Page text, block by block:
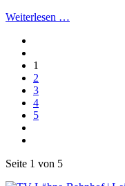
Weiterlesen …
1
2
3
4
5
Seite 1 von 5